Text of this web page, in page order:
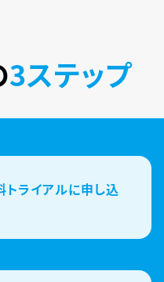
3ステップ
トライアルに申し込